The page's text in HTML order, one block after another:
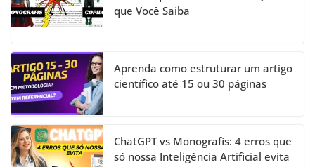
que Você Saiba
Aprenda como estruturar um artigo
científico até 15 ou 30 páginas
ChatGPT vs Monografis: 4 erros que
só nossa Inteligência Artificial evita